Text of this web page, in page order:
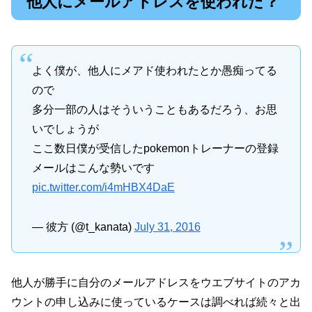
よく僕が、他人にメアド使われたとか愚痴ってる
ので
多分一部の人はそういうこともあるだろう、お思
いでしょうが
ここ数日僕が受信したpokemonトレーナーの登録
メールはこんな勢いです
pic.twitter.com/i4mHBX4DaE
— 彼方 (@t_kanata) July 31, 2016
他人が勝手に自分のメールアドレスをウエブサイトのアカ
ウントの申し込みに使っているケースは調べれば続々と出